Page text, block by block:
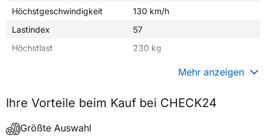
Höchstgeschwindigkeit
130 km/h
Lastindex
57
Höchstlast
230 kg
Fahrzeugtyp
Motorrad
Verwendung
Mehr anzeigen
Ihre Vorteile beim Kauf bei CHECK24
Größte Auswahl